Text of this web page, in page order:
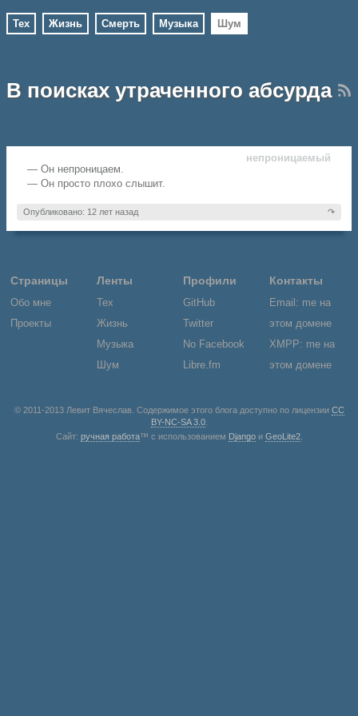
Тех Жизнь Смерть Музыка Шум
В поисках утраченного абсурда
непроницаемый
— Он непроницаем.
— Он просто плохо слышит.
Опубликовано: 12 лет назад ↷
Страницы
Обо мне
Проекты
Ленты
Тех
Жизнь
Музыка
Шум
Профили
GitHub
Twitter
No Facebook
Libre.fm
Контакты
Email: me на
этом домене
XMPP: me на
этом домене
© 2011-2013 Левит Вячеслав. Содержимое этого блога доступно по лицензии CC
BY-NC-SA 3.0.
Сайт: ручная работа™ с использованием Djangoи GeoLite2.